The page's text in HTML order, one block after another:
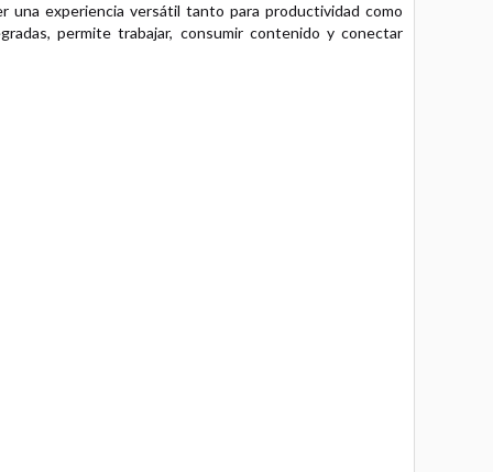
una experiencia versátil tanto para productividad como
permite trabajar, consumir contenido y conectar